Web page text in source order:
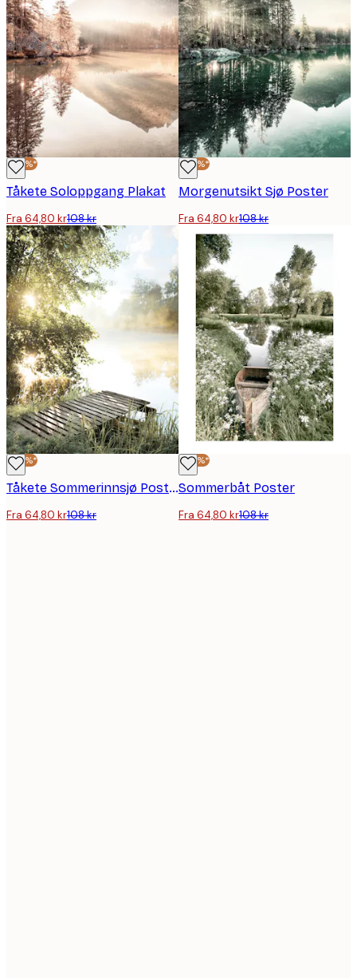
-40%*
Tåkete Soloppgang Plakat
Fra 64,80 kr108 kr
-40%*
Morgenutsikt Sjø Poster
Fra 64,80 kr108 kr
-40%*
Tåkete Sommerinnsjø Poster
Fra 64,80 kr108 kr
-40%*
Sommerbåt Poster
Fra 64,80 kr108 kr